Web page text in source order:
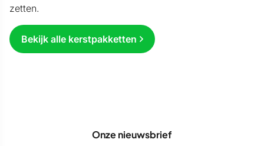
zetten.
Bekijk alle kerstpakketten
Onze nieuwsbrief